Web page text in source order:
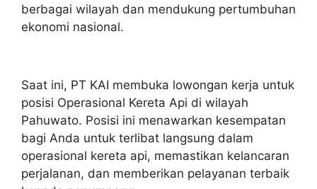
berbagai wilayah dan mendukung pertumbuhan
ekonomi nasional.
Saat ini, PT KAI membuka lowongan kerja untuk
posisi Operasional Kereta Api di wilayah
Pahuwato. Posisi ini menawarkan kesempatan
bagi Anda untuk terlibat langsung dalam
operasional kereta api, memastikan kelancaran
perjalanan, dan memberikan pelayanan terbaik